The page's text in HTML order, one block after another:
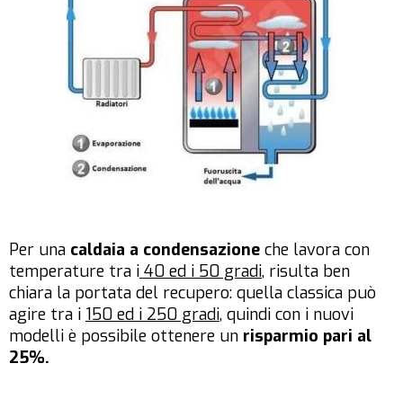
Per una caldaia a condensazione che lavora con
temperature tra i 40 ed i 50 gradi, risulta ben
chiara la portata del recupero: quella classica può
agire tra i 150 ed i 250 gradi, quindi con i nuovi
modelli è possibile ottenere un risparmio pari al
25%.